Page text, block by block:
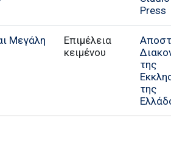
Press
Μεγάλη
Επιμέλεια
κειμένου
της
της